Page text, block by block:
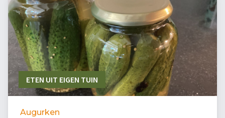
ETEN UIT EIGEN TUIN
Augurken